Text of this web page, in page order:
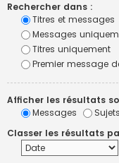
Rechercher dans :
Titres et messages
Messages
Titres uniquement
Premier message
Afficher les résultats
Messages
Sujets
Classer les résultats